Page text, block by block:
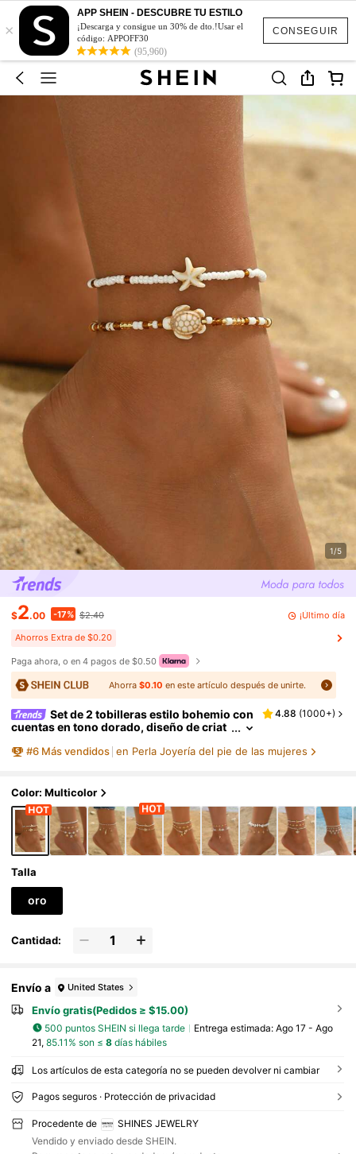
CONSEGUIR
×
APP SHEIN - DESCUBRE TU ESTILO
¡Descarga y consigue un 30% de dto.!Usar el
código: APPOFF30
(95,960)
1/5
$2.00 -17% $2.40 ¡Último día
Ahorros Extra de $0.20
Paga ahora, o en 4 pagos de $0.50
Ahorra $0.10 en este artículo después de unirte.
Set de 2 tobilleras estilo bohemio con
cuentas en tono dorado, diseño de criat
ies adecuada para uso diario y vacaciones e
4.88 (1000+)
#6 Más vendidos en Perla Joyería del pie de las mujeres
Color: Multicolor
Talla
oro
Cantidad:
Envío a United States
Envío gratis(Pedidos ≥ $15.00)
500 puntos SHEIN si llega tarde Entrega estimada: Ago 17 - Ago
21, 85.11% son ≤ 8días hábiles
Los artículos de esta categoría no se pueden devolver ni cambiar
Pagos seguros · Protección de privacidad
Procedente de
SHINES JEWELRY
Vendido y enviado desde SHEIN.